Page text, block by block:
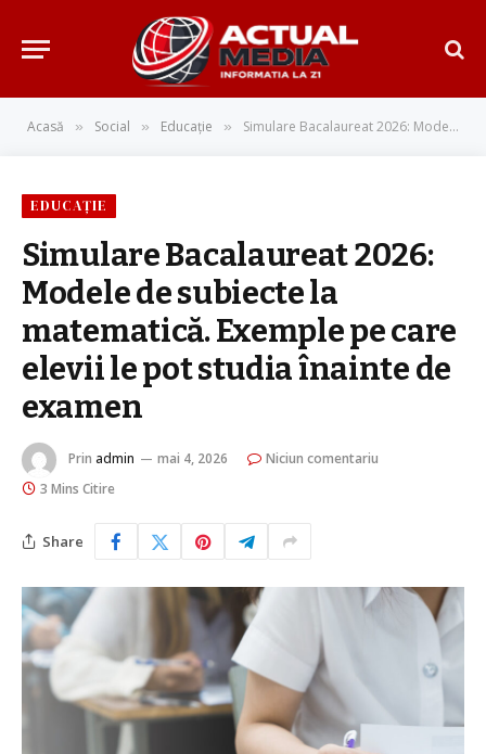
Acasă » Social » Educație » Simulare Bacalaureat 2026: Modele de subiecte la matematică. Exemple pe care elevii le pot studia înainte de examen
EDUCAȚIE
Simulare Bacalaureat 2026:
Modele de subiecte la
matematică. Exemple pe care
elevii le pot studia înainte de
examen
Prin admin mai 4, 2026
Niciun comentariu
3 Mins Citire
Share